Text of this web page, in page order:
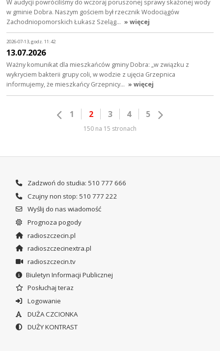
w gminie Dobra. Naszym gościem był rzecznik Wodociągów
Zachodniopomorskich Łukasz Szeląg… » więcej
2026-07-13, godz. 11:42
13.07.2026
Ważny komunikat dla mieszkańców gminy Dobra: „w związku z
wykryciem bakterii grupy coli, w wodzie z ujęcia Grzepnica
informujemy, że mieszkańcy Grzepnicy… » więcej
1 2 3 4 5
150 na 15 stronach
Zadzwoń do studia: 510 777 666
Czujny non stop: 510 777 222
Wyślij do nas wiadomość
Prognoza pogody
radioszczecin.pl
radioszczecinextra.pl
radioszczecin.tv
Biuletyn Informacji Publicznej
Posłuchaj teraz
Logowanie
DUŻA CZCIONKA
DUŻY KONTRAST